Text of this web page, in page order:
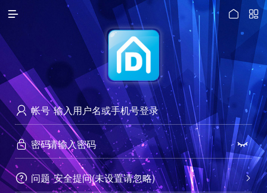
 

 帐号
 密码 
 问题 
安全提问(未设置请忽略)